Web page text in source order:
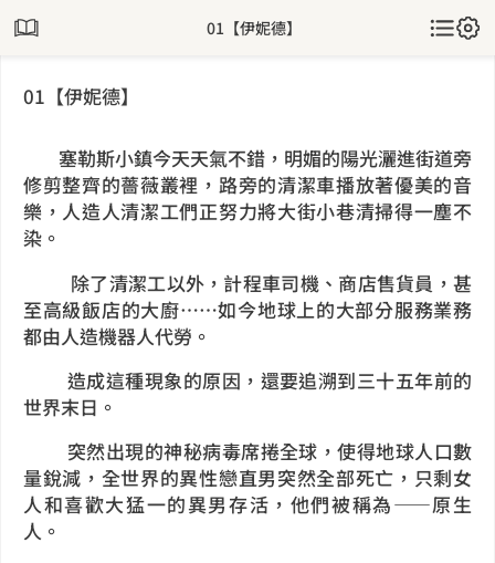
01【伊妮德】
01【伊妮德】
塞勒斯小鎮今天天氣不錯，明媚的陽光灑進街道旁
修剪整齊的薔薇叢裡，路旁的清潔車播放著優美的音
樂，人造人清潔工們正努力將大街小巷清掃得一塵不
染。
除了清潔工以外，計程車司機、商店售貨員，甚
至高級飯店的大廚⋯⋯如今地球上的大部分服務業務
都由人造機器人代勞。
造成這種現象的原因，還要追溯到三十五年前的
世界末日。
突然出現的神秘病毒席捲全球，使得地球人口數
量銳減，全世界的異性戀直男突然全部死亡，只剩女
人和喜歡大猛一的異男存活，他們被稱為——原生
人。